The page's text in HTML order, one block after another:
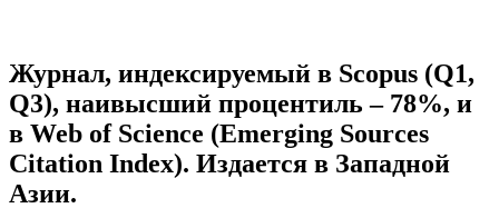
Журнал, индексируемый в Scopus (Q1,
Q3), наивысший процентиль – 78%, и
в Web of Science (Emerging Sources
Citation Index). Издается в Западной
Азии.